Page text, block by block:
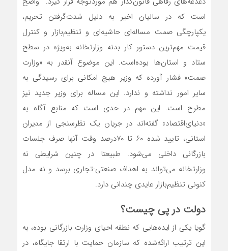
است که در سالیان اخیر به دلیل شدت‌گرفتن تحریم،
یکپارچگی صمت مساله‌ای حاشیه‌‌‌‌‌ای و تنظیم‌بازار و کنترل
قیمت مهم‌ترین دستور کار بدنه وزارتخانه به‌ویژه در سطح
ستاد و استان‌ها بوده‌است. این موضوع آنقدر به «وزارت
صمت» فشار آورده که وزیر هیچ امکانی برای رسیدگی به
سایر امور نداشته و ندارد. این مساله برای وزیر جدید نیز
مطرح است. این مهم در حدی است که منابع آگاه به
«دنیای‌اقتصاد» گفته‌‌‌‌‌اند در جریان یک نظرسنجی از مدیران
استانی، تایید شده ۶۰ تا ۷۰درصد وقت آنها صرف جلسات
بازرگانی داخلی می‌شود. طبیعتا در چنین شرایطی نه
وزارتخانه می‌تواند به اهداف صنعتی-تجاری برسد و نه مدل
کنونی تنظیم‌بازار عایدی چندانی دارد.
دولت در پی چیست؟
گویا یکی از ایده‌هایی که نطفه احیای وزارت بازرگانی بوده، به
این ترتیب ارائه‌شده که سازمان حمایت با ارتقا جایگاه، در